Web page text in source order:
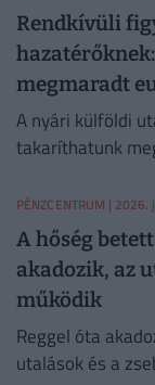
Rendkívüli
megmaradt
A nyári külföldi
takaríthatunk
PÉNZCENTRUM | 2026.
A hőség
akadozik, az
működik
Reggel óta
utalások és a